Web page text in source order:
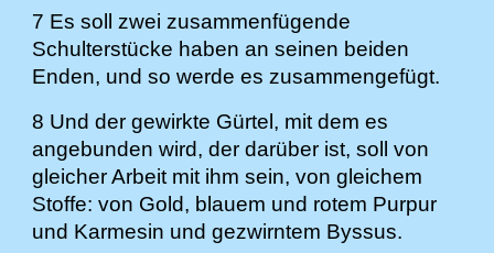
7 Es soll zwei zusammenfügende
Schulterstücke haben an seinen beiden
Enden, und so werde es zusammengefügt.
8 Und der gewirkte Gürtel, mit dem es
angebunden wird, der darüber ist, soll von
gleicher Arbeit mit ihm sein, von gleichem
Stoffe: von Gold, blauem und rotem Purpur
und Karmesin und gezwirntem Byssus.